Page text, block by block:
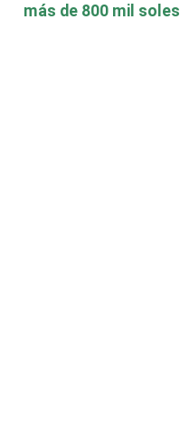
más de 800 mil soles